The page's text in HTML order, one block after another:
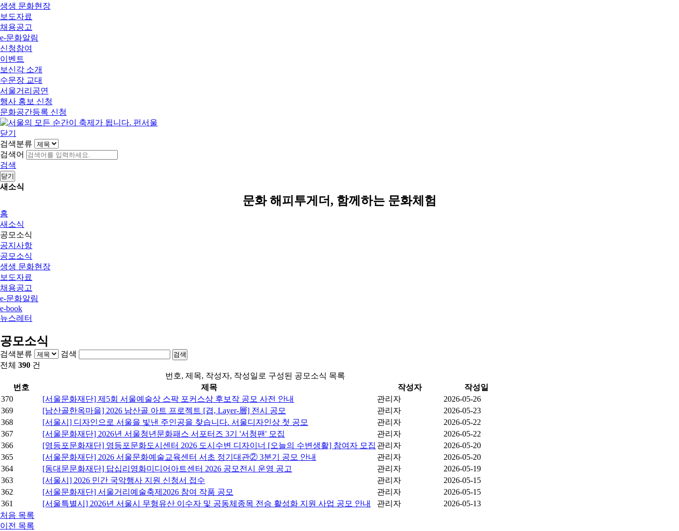
생생 문화현장
보도자료
채용공고
e-문화알림
신청참여
이벤트
보신각 소개
수문장 교대
서울거리공연
행사 홍보 신청
문화공간등록 신청
닫기
검색분류
검색어
검색
닫기
새소식
문화 해피투게더, 함께하는 문화체험
홈
새소식
공모소식
공지사항
공모소식
생생 문화현장
보도자료
채용공고
e-문화알림
e-book
뉴스레터
공모소식
검색분류 검색 검색
전체 390 건
번호, 제목, 작성자, 작성일로 구성된 공모소식 목록
번호
제목 작성자
작성일
370
[서울문화재단] 제5회 서울예술상 스팍 포커스상 후보작 공모 사전 안내 관리자
2026-05-26
369
[남산골한옥마을] 2026 남산골 아트 프로젝트 [겹, Layer-層] 전시 공모 관리자
2026-05-23
368
[서울시] 디자인으로 서울을 빛낸 주인공을 찾습니다. 서울디자인상 첫 공모 관리자
2026-05-22
367
[서울문화재단] 2026년 서울청년문화패스 서포터즈 3기 '서청팬' 모집 관리자
2026-05-22
366
[영등포문화재단] 영등포문화도시센터 2026 도시수변 디자이너 [오늘의 수변생활] 참여자 모집 관리자
2026-05-20
365
[서울문화재단] 2026 서울문화예술교육센터 서초 정기대관② 3분기 공모 안내 관리자
2026-05-20
364
[동대문문화재단] 답십리영화미디어아트센터 2026 공모전시 운영 공고 관리자
2026-05-19
363
[서울시] 2026 민간 국악행사 지원 신청서 접수 관리자
2026-05-15
362
[서울문화재단] 서울거리예술축제2026 참여 작품 공모 관리자
2026-05-15
361
[서울특별시] 2026년 서울시 무형유산 이수자 및 공동체종목 전승 활성화 지원 사업 공모 안내 관리자
2026-05-13
처음 목록
이전 목록